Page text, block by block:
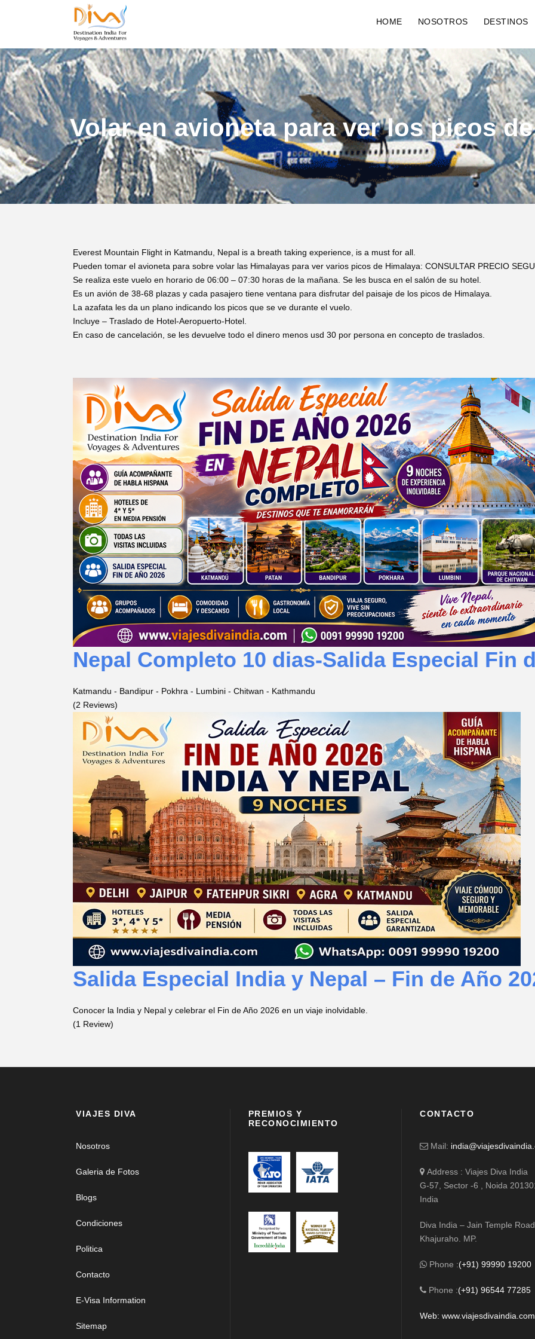
HOME NOSOTROS DESTINOS
Volar en avioneta para ver los picos
Everest Mountain Flight in Katmandu, Nepal is a breath taking experience, is a must for all.
Pueden tomar el avioneta para sobre volar las Himalayas para ver varios picos de Himalaya: CONSULTAR PRECIO
Se realiza este vuelo en horario de 06:00 – 07:30 horas de la mañana. Se les busca en el salón de su hotel.
Es un avión de 38-68 plazas y cada pasajero tiene ventana para disfrutar del paisaje de los picos de Himalaya.
La azafata les da un plano indicando los picos que se ve durante el vuelo.
Incluye – Traslado de Hotel-Aeropuerto-Hotel.
En caso de cancelación, se les devuelve todo el dinero menos usd 30 por persona en concepto de traslados.
Nepal Completo 10 dias-Salida Especial Fin
Katmandu - Bandipur - Pokhra - Lumbini - Chitwan - Kathmandu
(2 Reviews)
Salida Especial India y Nepal – Fin de Año
Conocer la India y Nepal y celebrar el Fin de Año 2026 en un viaje inolvidable.
(1 Review)
VIAJES DIVA
Nosotros
Galeria de Fotos
Blogs
Condiciones
Politica
Contacto
E-Visa Information
Sitemap
PREMIOS Y
RECONOCIMIENTO
CONTACTO
Mail:
Address : Viajes Diva India
G-57, Sector -6 , Noida
India
Diva India – Jain Temple
Khajuraho. MP.
Phone :(+91) 99990 19200
Phone :(+91) 96544 77285
Web: